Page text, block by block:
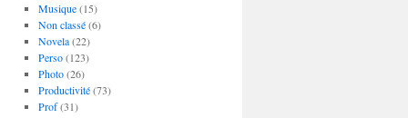
Musique(15)
Non classé(6)
Novela(22)
Perso(123)
Photo(26)
Productivité(73)
Prof(31)